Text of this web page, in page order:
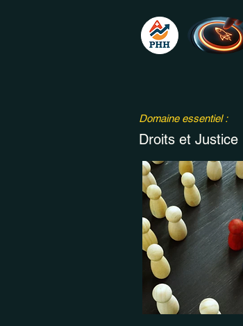
Domaine essentiel :
Droits et Justice